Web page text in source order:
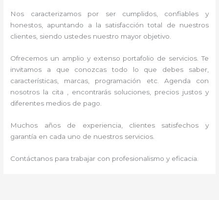
Nos caracterizamos por ser cumplidos, confiables y
honestos, apuntando a la satisfacción total de nuestros
clientes, siendo ustedes nuestro mayor objetivo.
Ofrecemos un amplio y extenso portafolio de servicios. Te
invitamos a que conozcas todo lo que debes saber,
características, marcas, programación etc. Agenda con
nosotros la cita , encontrarás soluciones, precios justos y
diferentes medios de pago.
Muchos años de experiencia, clientes satisfechos y
garantía en cada uno de nuestros servicios.
Contáctanos para trabajar con profesionalismo y eficacia.